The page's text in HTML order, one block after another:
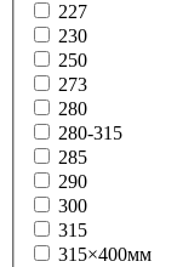
227
230
250
273
280
280-315
285
290
300
315
315×400мм